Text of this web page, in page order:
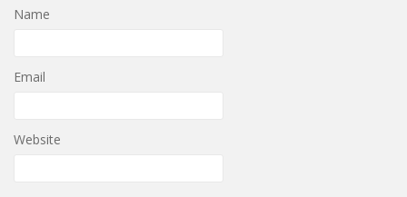
Name
Email
Website